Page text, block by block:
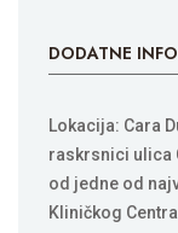
DODATNE
Lokacija: Cara
raskrsnici ulica
od jedne od
Kliničkog